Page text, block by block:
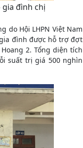
đình chị
do Hội LHPN Việt Nam
gia đình được hỗ trợ đợt
2. Tổng diện tích
suất trị giá 500 nghìn